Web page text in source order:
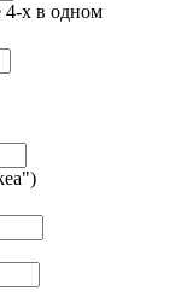
4-х в одном